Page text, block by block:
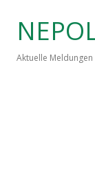
Aktuelle Meldungen